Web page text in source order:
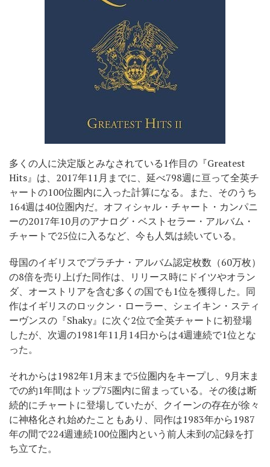
多くの人に決定版とみなされている1作目の『Greatest
Hits』は、2017年11月までに、延べ798週に亘って全英チ
ャートの100位圏内に入った計算になる。また、そのうち
164週は40位圏内だ。オフィシャル・チャート・カンパニ
ーの2017年10月のアナログ・ベストセラー・アルバム・
チャートで25位に入るなど、今も人気は続いている。
母国のイギリスでプラチナ・アルバム認定枚数（60万枚）
の8倍を売り上げた同作は、リリース時にドイツやオラン
ダ、オーストリアを含む多くの国でも1位を獲得した。同
作はイギリスのロックン・ローラー、シェイキン・スティ
ーヴンスの『Shaky』に次ぐ2位で全英チャートに初登場
したが、次週の1981年11月14日からは4週連続で1位とな
った。
それからは1982年1月末まで5位圏内をキープし、9月末ま
での約1年間はトップ75圏内に留まっている。その後は断
続的にチャートに登場していたが、クイーンの存在が徐々
に神格化され始めたこともあり、同作は1983年から1987
年の間で224週連続100位圏内という前人未到の記録を打
ち立てた。